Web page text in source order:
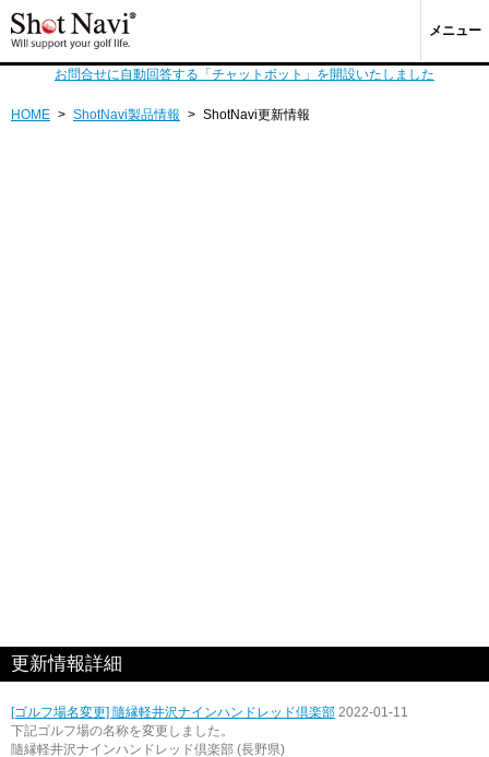
メニュー
お問合せに自動回答する「チャットボット」を開設いたしました
HOME > ShotNavi製品情報 > ShotNavi更新情報
更新情報詳細
[ゴルフ場名変更] 隨縁軽井沢ナインハンドレッド倶楽部 2022-01-11
下記ゴルフ場の名称を変更しました。
隨縁軽井沢ナインハンドレッド倶楽部 (長野県)